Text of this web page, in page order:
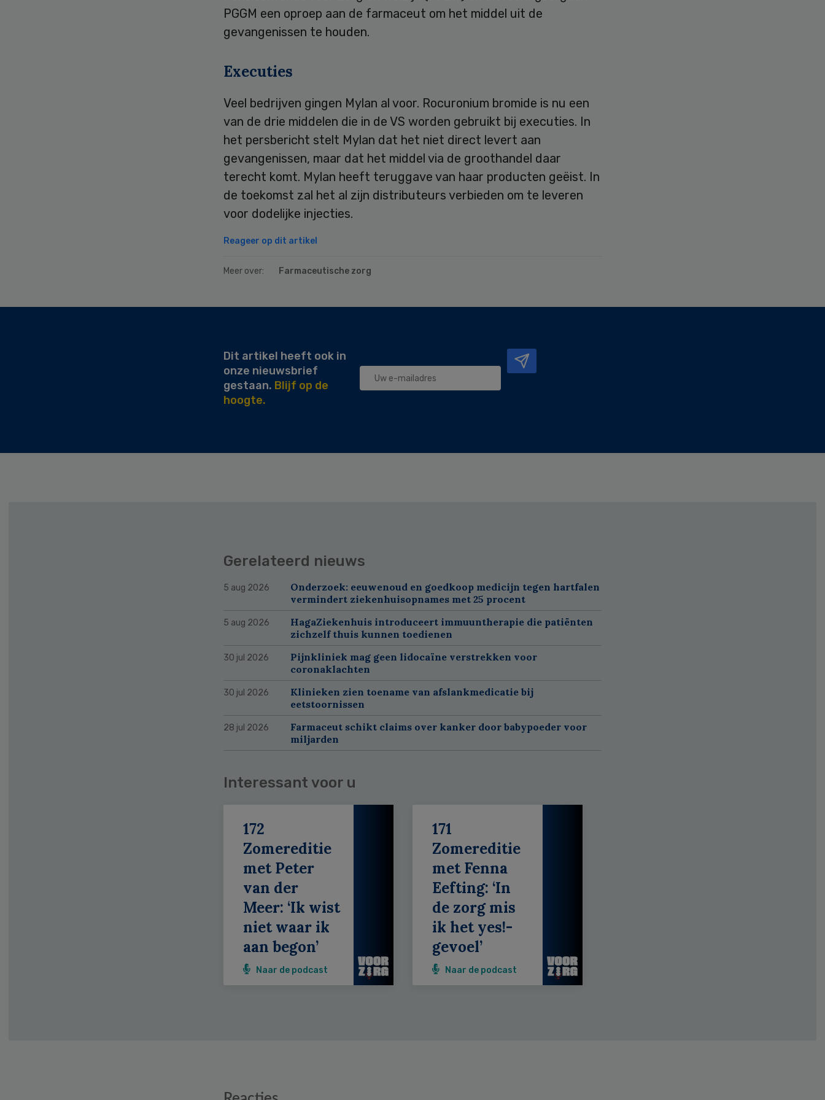
PGGM een oproep aan de farmaceut om het middel uit de
gevangenissen te houden.
Executies
Veel bedrijven gingen Mylan al voor. Rocuronium bromide is nu een
van de drie middelen die in de VS worden gebruikt bij executies. In
het persbericht stelt Mylan dat het niet direct levert aan
gevangenissen, maar dat het middel via de groothandel daar
terecht komt. Mylan heeft teruggave van haar producten geëist. In
de toekomst zal het al zijn distributeurs verbieden om te leveren
voor dodelijke injecties.
Reageer op dit artikel
Meer over: Farmaceutische zorg
Dit artikel heeft ook in
onze nieuwsbrief
gestaan. Blijf op de
hoogte.
Gerelateerd nieuws
5 aug 2026
Onderzoek: eeuwenoud en goedkoop medicijn tegen hartfalen
vermindert ziekenhuisopnames met 25 procent
5 aug 2026
HagaZiekenhuis introduceert immuuntherapie die patiënten
zichzelf thuis kunnen toedienen
30 jul 2026
Pijnkliniek mag geen lidocaïne verstrekken voor
coronaklachten
30 jul 2026
Klinieken zien toename van afslankmedicatie bij
eetstoornissen
28 jul 2026
Farmaceut schikt claims over kanker door babypoeder voor
miljarden
Interessant voor u
172
Zomereditie
met Peter
van der
Meer: ‘Ik wist
niet waar ik
aan begon’
Naar de podcast
171
Zomereditie
met Fenna
Eefting: ‘In
de zorg mis
ik het yes!-
gevoel’
Naar de podcast